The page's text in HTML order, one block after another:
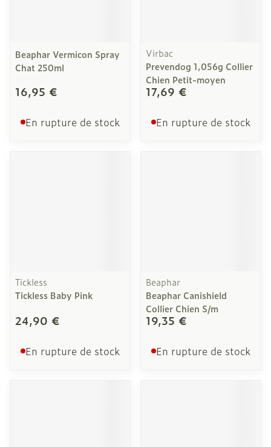
Beaphar Vermicon Spray
Chat 250ml
16,95 €
En rupture de stock
Virbac
Prevendog 1,056g Collier
Chien Petit-moyen
17,69 €
En rupture de stock
Tickless
Tickless Baby Pink
24,90 €
En rupture de stock
Beaphar
Beaphar Canishield
Collier Chien S/m
19,35 €
En rupture de stock